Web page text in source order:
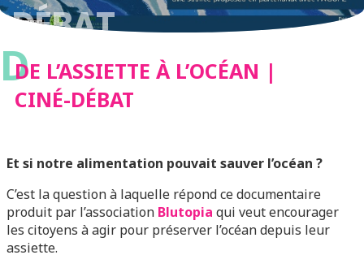
DÉBAT
DDE L’ASSIETTE À L’OCÉAN |
CINÉ-DÉBAT
Et si notre alimentation pouvait sauver l’océan ?
C’est la question à laquelle répond ce documentaire
produit par l’association Blutopia qui veut encourager
les citoyens à agir pour préserver l’océan depuis leur
assiette.